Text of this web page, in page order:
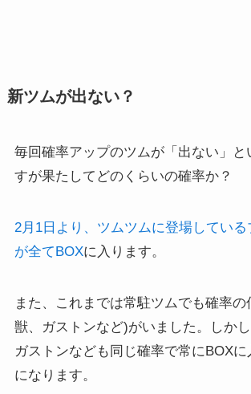
新ツムが出ない？
毎回確率アップのツムが「出ない」と
すが果たしてどのくらいの確率か？
2月1日より、ツムツムに登場している
が全てBOXに入ります。
また、これまでは常駐ツムでも確率の
獣、ガストンなど)がいました。しか
ガストンなども同じ確率で常にBOX
になります。